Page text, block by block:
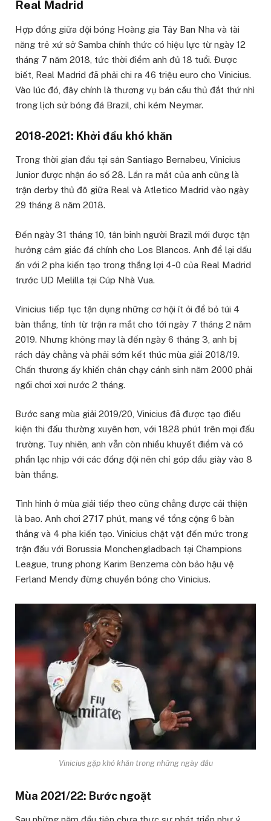
Real Madrid
Hợp đồng giữa đội bóng Hoàng gia Tây Ban Nha và tài
năng trẻ xứ sở Samba chính thức có hiệu lực từ ngày 12
tháng 7 năm 2018, tức thời điểm anh đủ 18 tuổi. Được
biết, Real Madrid đã phải chi ra 46 triệu euro cho Vinicius.
Vào lúc đó, đây chính là thương vụ bán cầu thủ đắt thứ nhì
trong lịch sử bóng đá Brazil, chỉ kém Neymar.
2018-2021: Khởi đầu khó khăn
Trong thời gian đầu tại sân Santiago Bernabeu, Vinicius
Junior được nhận áo số 28. Lần ra mắt của anh cũng là
trận derby thủ đô giữa Real và Atletico Madrid vào ngày
29 tháng 8 năm 2018.
Đến ngày 31 tháng 10, tân binh người Brazil mới được tận
hưởng cảm giác đá chính cho Los Blancos. Anh để lại dấu
ấn với 2 pha kiến tạo trong thắng lợi 4-0 của Real Madrid
trước UD Melilla tại Cúp Nhà Vua.
Vinicius tiếp tục tận dụng những cơ hội ít ỏi để bỏ túi 4
bàn thắng, tính từ trận ra mắt cho tới ngày 7 tháng 2 năm
2019. Nhưng không may là đến ngày 6 tháng 3, anh bị
rách dây chằng và phải sớm kết thúc mùa giải 2018/19.
Chấn thương ấy khiến chân chạy cánh sinh năm 2000 phải
ngồi chơi xơi nước 2 tháng.
Bước sang mùa giải 2019/20, Vinicius đã được tạo điều
kiện thi đấu thường xuyên hơn, với 1828 phút trên mọi đấu
trường. Tuy nhiên, anh vẫn còn nhiều khuyết điểm và có
phần lạc nhịp với các đồng đội nên chỉ góp dầu giày vào 8
bàn thắng.
Tình hình ở mùa giải tiếp theo cũng chẳng được cải thiện
là bao. Anh chơi 2717 phút, mang về tổng cộng 6 bàn
thắng và 4 pha kiến tạo. Vinicius chật vật đến mức trong
trận đấu với Borussia Monchengladbach tại Champions
League, trung phong Karim Benzema còn bảo hậu vệ
Ferland Mendy đừng chuyền bóng cho Vinicius.
Vinicius gặp khó khăn trong những ngày đầu
Mùa 2021/22: Bước ngoặt